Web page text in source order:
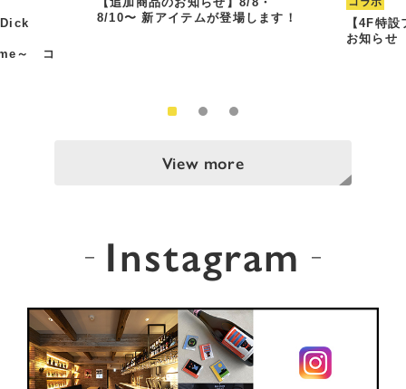
～ コ
8/10〜 新アイテムが登場します！
【4F特
お知らせ
View more
Instagram